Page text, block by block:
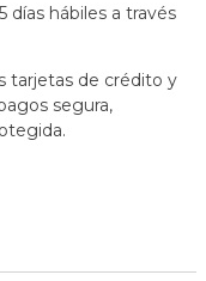
días hábiles a través
tarjetas de crédito y
segura,